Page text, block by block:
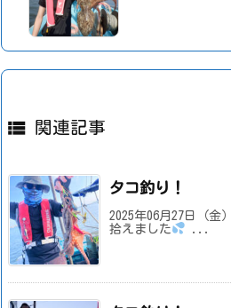
 関連記事
タコ釣り！
2025年06月27日（金
拾えました
...